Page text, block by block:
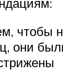
чтобы
они